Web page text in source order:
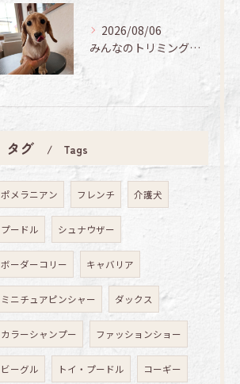
2026/08/06
みんなのトリミング日記🌟
タグ Tags
ポメラニアン フレンチ 介護犬
プードル シュナウザー
ボーダーコリー キャバリア
ミニチュアピンシャー ダックス
カラーシャンプー ファッションショー
ビーグル トイ・プードル コーギー